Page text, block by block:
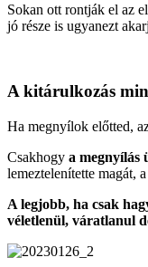
Sokan ott rontják el az
jó része is ugyanezt
A kitárulkozás
Ha megnyílok előtted,
Csakhogy a megnyílás
lemeztelenítette magát,
A legjobb, ha csak
véletlenül, váratlanul